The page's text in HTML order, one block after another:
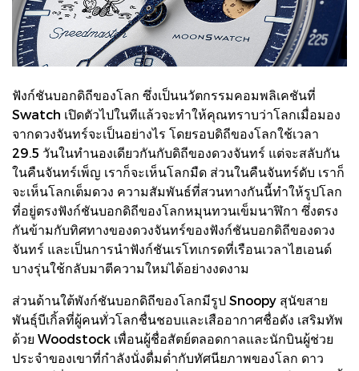
ฟังก์ชันบอกดิถีของโลก ซึ่งเป็นนวัตกรรมคอมพลิเคชันที่
Swatch เปิดตัวไปในทีแล้วจะทำให้คุณทราบว่าโลกเมื่อมอง
จากดวงจันทร์จะเป็นอย่างไร โดยรอบดิถีของโลกใช้เวลา
29.5 วันในทำนองเดียวกันกับดิถีของดวงจันทร์ แต่จะสลับกัน
ในคืนจันทร์เพ็ญ เราก็จะเห็นโลกมืด ส่วนในคืนจันทร์ดับ เราก็
จะเห็นโลกเต็มดวง ความสัมพันธ์ที่สวนทางกันนี้ทำให้รูปโลก
ที่อยู่ตรงฟังก์ชันบอกดิถีของโลกหมุนทวนเข็มนาฬิกา ซึ่งตรง
กันข้ามกับทิศทางของดวงจันทร์ของฟังก์ชันบอกดิถีของดวง
จันทร์ และเป็นการนำฟังก์ชันเรโทเกรดที่เรือนเวลาไฮเอนด์
บางรุ่นใช้กลับมาตีความใหม่ได้อย่างงดงาม
ส่วนด้านใต้พังก์ชันบอกดิถีของโลกมีรูป Snoopy สุนัขสาย
พันธุ์บีเกิ้ลที่ผู้คนทั่วโลกชื่นชอบและเสืออากาศชื่อดัง เสริมทัพ
ด้วย Woodstock เพื่อนผู้ชื่อสัตย์ตลอดกาลและนักบินผู้ช่วย
ประจำของเขาที่กำลังนั่งดื่มด่ำกับทัศนียภาพของโลก ดาว